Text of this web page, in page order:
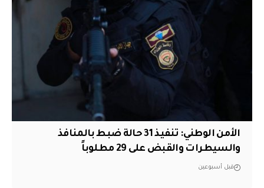
الأمن الوطني: تنفيذ 31 حالة ضبط بالمنافذ
والسيطرات والقبض على 29 مطلوباً
قبل أسبوعين